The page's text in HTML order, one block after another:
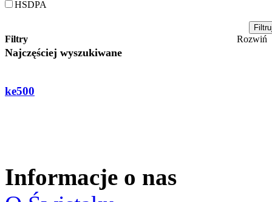
HSDPA
Filtry Rozwiń
Najczęściej wyszukiwane
ke500
Informacje o nas